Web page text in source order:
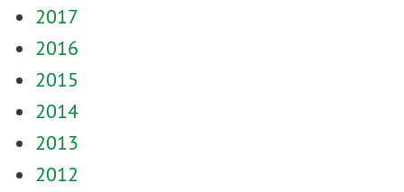
2017
2016
2015
2014
2013
2012